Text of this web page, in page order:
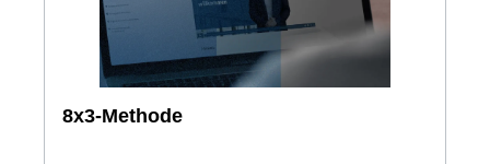
8x3-Methode